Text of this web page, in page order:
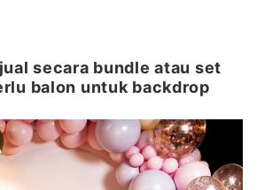
secara bundle atau set
balon untuk backdrop